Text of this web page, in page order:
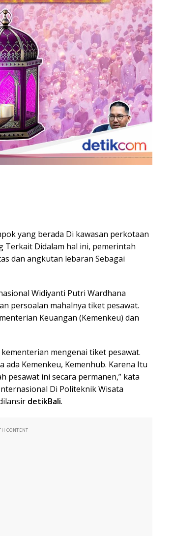
yang berada Di kawasan perkotaan
Terkait Didalam hal ini, pemerintah
dan angkutan lebaran Sebagai
Widiyanti Putri Wardhana
persoalan mahalnya tiket pesawat.
Keuangan (Kemenkeu) dan
mengenai tiket pesawat.
Kemenkeu, Kemenhub. Karena Itu
pesawat ini secara permanen,” kata
Di Politeknik Wisata
detikBali.
CONTENT